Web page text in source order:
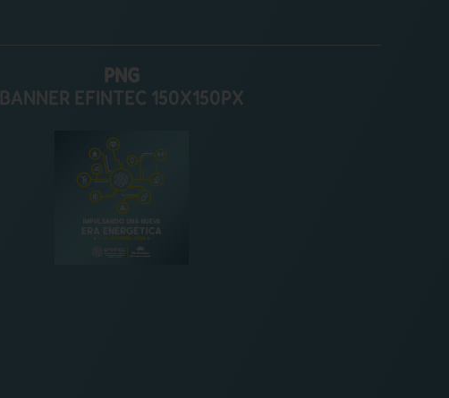
PNG
BANNER EFINTEC 150X150PX